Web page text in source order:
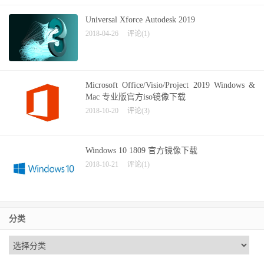
Universal Xforce Autodesk 2019
2018-04-26 评论(1)
Microsoft Office/Visio/Project 2019 Windows &
Mac 专业版官方iso镜像下载
2018-10-20 评论(3)
Windows 10 1809 官方镜像下载
2018-10-21 评论(1)
分类